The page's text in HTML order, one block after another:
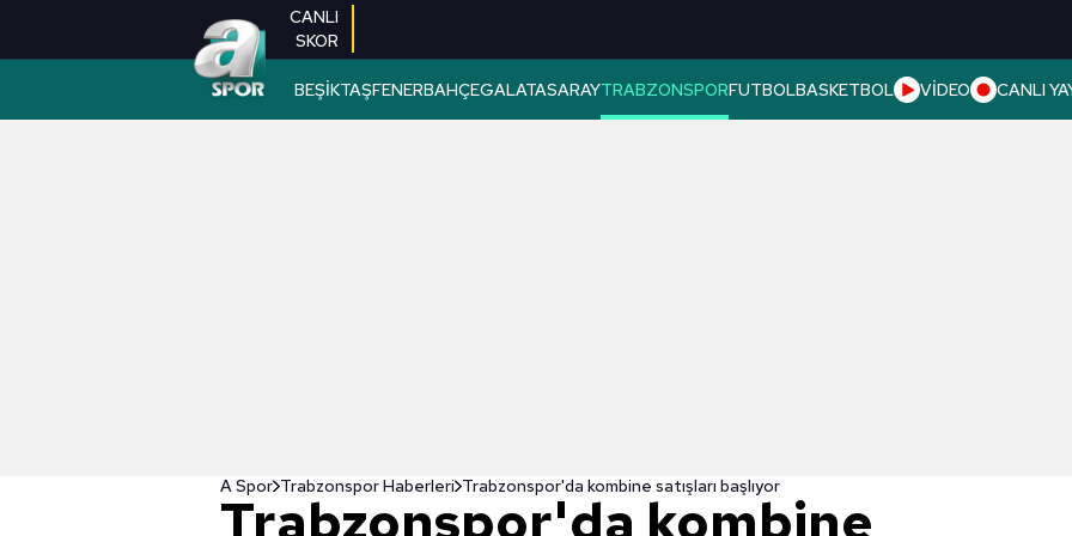
CANLI
SKOR
BEŞİKTAŞFENERBAHÇEGALATASARAYTRABZONSPORFUTBOLBASKETBOL VİDEO CANLI
A Spor Trabzonspor Haberleri Trabzonspor'da kombine satışları başlıyor
Trabzonspor'da kombine